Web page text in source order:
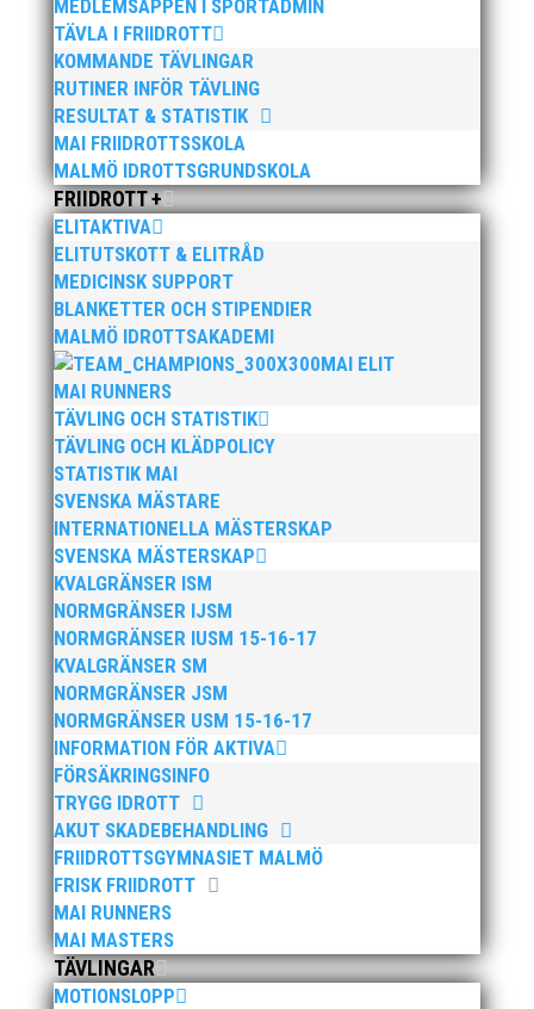
MEDLEMSAPPEN I SPORTADMIN
TÄVLA I FRIIDROTT
KOMMANDE TÄVLINGAR
RUTINER INFÖR TÄVLING
RESULTAT & STATISTIK
MAI FRIIDROTTSSKOLA
MALMÖ IDROTTSGRUNDSKOLA
FRIIDROTT +
ELITAKTIVA
ELITUTSKOTT & ELITRÅD
MEDICINSK SUPPORT
BLANKETTER OCH STIPENDIER
MALMÖ IDROTTSAKADEMI
MAI ELIT
MAI RUNNERS
TÄVLING OCH STATISTIK
TÄVLING OCH KLÄDPOLICY
STATISTIK MAI
SVENSKA MÄSTARE
INTERNATIONELLA MÄSTERSKAP
SVENSKA MÄSTERSKAP
KVALGRÄNSER ISM
NORMGRÄNSER IJSM
NORMGRÄNSER IUSM 15-16-17
KVALGRÄNSER SM
NORMGRÄNSER JSM
NORMGRÄNSER USM 15-16-17
INFORMATION FÖR AKTIVA
FÖRSÄKRINGSINFO
TRYGG IDROTT
AKUT SKADEBEHANDLING
FRIIDROTTSGYMNASIET MALMÖ
FRISK FRIIDROTT
MAI RUNNERS
MAI MASTERS
TÄVLINGAR
MOTIONSLOPP

TIDSPROGRAM 2024
Preliminärt tidsprogram finns nu att ladda ner.
Uppdaterat: 2024-12-06 V2
Ladda ner!

TÄVLINGS-PM
Viktig information om tävlingen hittar du här!
Uppdaterat: 2024-12-06
Ladda ner!
